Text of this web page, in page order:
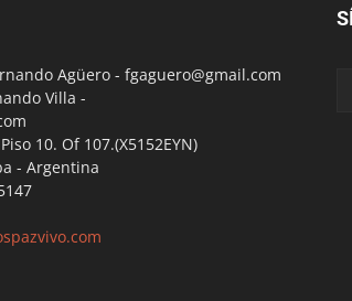
Agüero - fgaguero@gmail.com
Villa -
10. Of 107.(X5152EYN)
- Argentina